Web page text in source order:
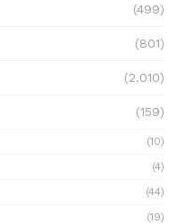
(499)
(801)
(2.010)
(159)
(10)
(4)
(44)
(19)